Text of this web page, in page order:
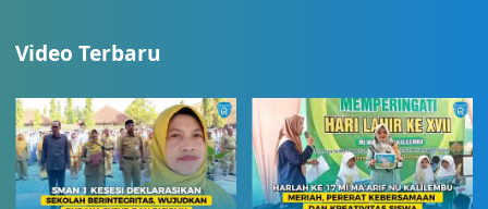
Video Terbaru